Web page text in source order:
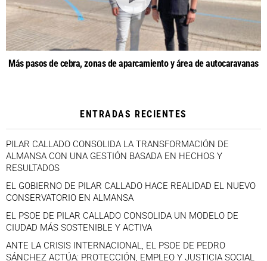
Más pasos de cebra, zonas de aparcamiento y área de autocaravanas
ENTRADAS RECIENTES
PILAR CALLADO CONSOLIDA LA TRANSFORMACIÓN DE
ALMANSA CON UNA GESTIÓN BASADA EN HECHOS Y
RESULTADOS
EL GOBIERNO DE PILAR CALLADO HACE REALIDAD EL NUEVO
CONSERVATORIO EN ALMANSA
EL PSOE DE PILAR CALLADO CONSOLIDA UN MODELO DE
CIUDAD MÁS SOSTENIBLE Y ACTIVA
ANTE LA CRISIS INTERNACIONAL, EL PSOE DE PEDRO
SÁNCHEZ ACTÚA: PROTECCIÓN, EMPLEO Y JUSTICIA SOCIAL